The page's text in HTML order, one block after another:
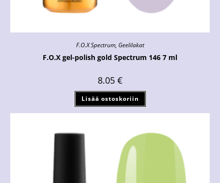
F.O.X Spectrum, Geelilakat
F.O.X gel-polish gold Spectrum 146 7 ml
8.05 €
Lisää ostoskoriin